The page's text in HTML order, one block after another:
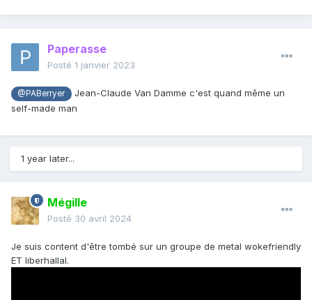
Paperasse
Posté 1 janvier 2023
@PABerryer
Jean-Claude Van Damme c'est quand même un
self-made man
1 year later...
Mégille
Posté 30 avril 2024
Je suis content d'être tombé sur un groupe de metal wokefriendly
ET liberhallal.